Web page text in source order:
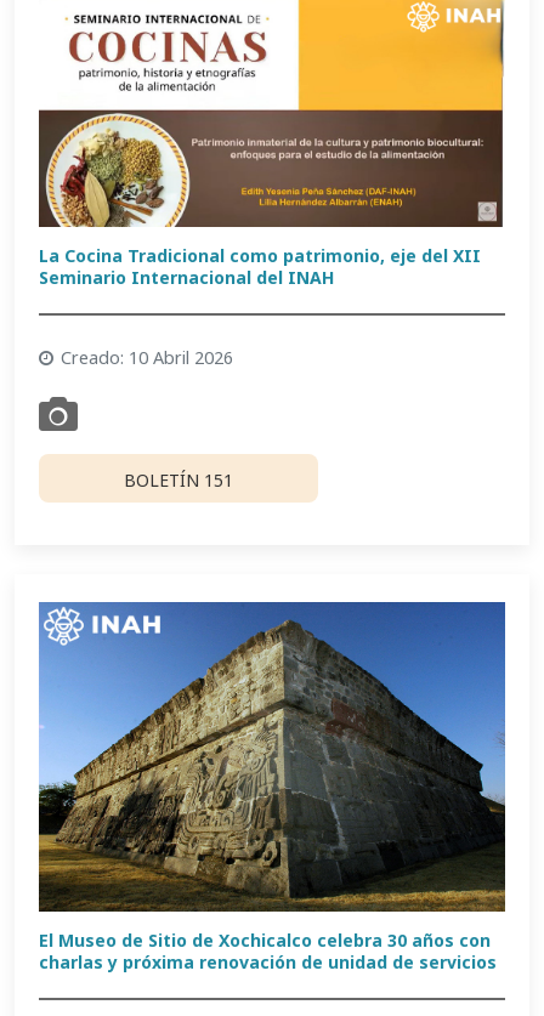
La Cocina Tradicional como patrimonio, eje del XII
Seminario Internacional del INAH
Creado: 10 Abril 2026
BOLETÍN 151
El Museo de Sitio de Xochicalco celebra 30 años con
charlas y próxima renovación de unidad de servicios